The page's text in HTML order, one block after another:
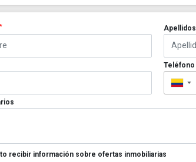
* Apellidos
Teléfono
▼
recibir información sobre ofertas inmobiliarias